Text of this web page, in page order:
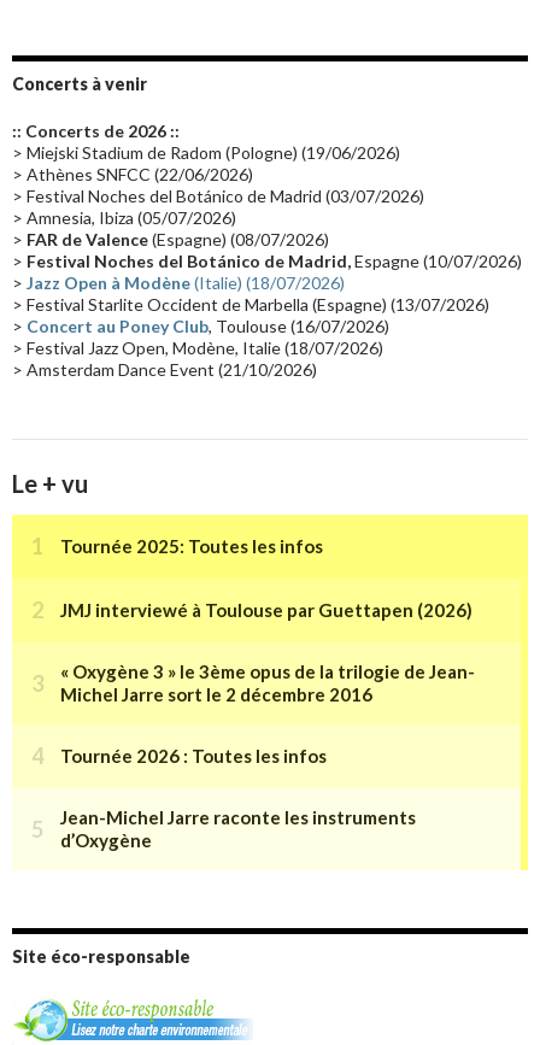
Groupe de Recherche Musicale
Passages radio Vidéo Jarrecast (16) Synthé 80's
Les concerts en Chine(16) Cinéma
Synthé Roland(15) Belgique(15)
(14) Astronomie (14)
Tournée 2025(14) 2024(14) Chine(13)
Concerts à venir
:: Concerts de 2026 ::
> Miejski Stadium de Radom (Pologne) (19/06/2026)
> Athènes SNFCC (22/06/2026)
> Festival Noches del Botánico de Madrid (03/07/2026)
> Amnesia, Ibiza (05/07/2026)
> FAR de Valence(Espagne) (08/07/2026)
> Festival Noches del Botánico de Madrid,Espagne (10/07/2026)
> Jazz Open à Modène(Italie) (18/07/2026)
> Festival Starlite Occident de Marbella (Espagne) (13/07/2026)
> Concert au Poney Club, Toulouse (16/07/2026)
> Festival Jazz Open, Modène, Italie (18/07/2026)
> Amsterdam Dance Event (21/10/2026)
Le + vu
Site éco-responsable